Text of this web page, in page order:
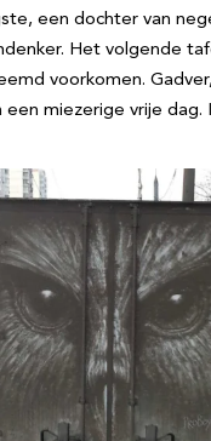
een dochter van
Het volgende
voorkomen.
een miezerige vrije